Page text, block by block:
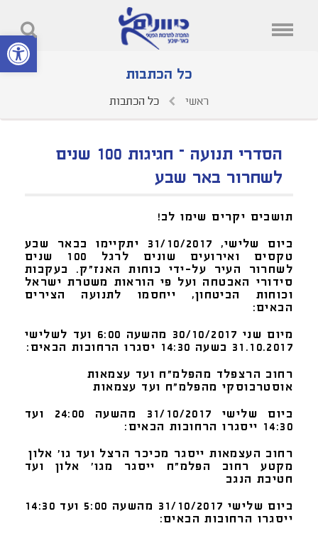
פתח סרגל
כל הכתבות
ראשי כל הכתבות
הסדרי תנועה – חגיגות 100 שנים
לשחרור באר שבע
תושבים יקרים שימו לב!
ביום שלישי, 31/10/2017 יתקיימו בבאר שבע
טקסים ואירועים שונים לרגל 100 שנים
לשחרור העיר על-ידי כוחות האנז"ק. בעקבות
סידורי האבטחה ועל פי הוראות משטרת ישראל
וכוחות הביטחון, ייחסמו לתנועה הצירים
הבאים:
מיום שני 30/10/2017 מהשעה 6:00 ועד לשלישי
31.10.2017 בשעה 14:30 יסגרו הרחובות הבאים:
רחוב הרצפלד מהפלמ"ח ועד עצמאות
אוסטרבוסקי מהפלמ"ח ועד עצמאות
ביום שלישי 31/10/2017 מהשעה 24:00 ועד
14:30 ייסגרו הרחובות הבאים:
רחוב העצמאות ייסגר מכיכר הרצל ועד גו' אלון
מקטע רחוב הפלמ"ח ייסגר מגו' אלון ועד
חטיבת הנגב
ביום שלישי 31/10/2017 מהשעה 5:00 ועד 14:30
ייסגרו הרחובות הבאים: